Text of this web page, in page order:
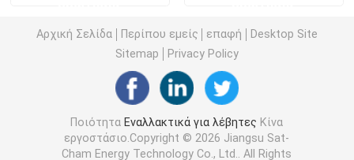
Superheater και Reheater
Προθερμαστής αέρα λεβήτων
Σωλήνας χάλυβα λεβήτων
Αρχική Σελίδα Περίπου εμείς επαφή
Desktop Site
Sitemap
Privacy Policy
Ποιότητα Εναλλακτικά για λέβητες Κίνα
εργοστάσιο.Copyright © 2026 Jiangsu Sat-
Cham Energy Technology Co., Ltd.. All Rights